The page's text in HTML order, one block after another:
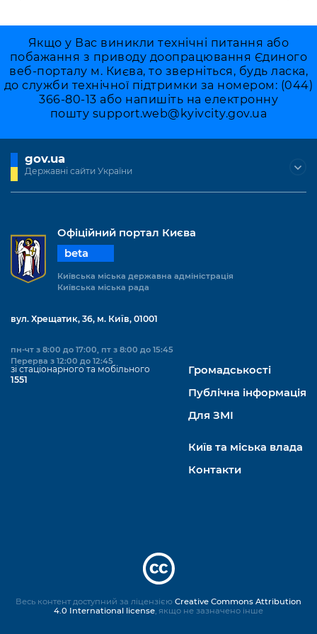
Якщо у Вас виникли технічні питання або
побажання з приводу доопрацювання Єдиного
веб-порталу м. Києва, то зверніться, будь ласка,
до служби технічної підтримки за номером: (044)
366-80-13 або напишіть на електронну
пошту support.web@kyivcity.gov.ua
gov.ua
Державні сайти України
Офіційний портал Києва
beta
Київська міська державна адміністрація
Київська міська рада
вул. Хрещатик, 36, м. Київ, 01001
пн-чт з 8:00 до 17:00, пт з 8:00 до 15:45
Перерва з 12:00 до 12:45
зі стаціонарного та мобільного
1551
Громадськості
Публічна інформація
Для ЗМІ
Київ та міська влада
Контакти
Весь контент доступний за ліцензією Creative Commons Attribution
4.0 International license, якщо не зазначено інше